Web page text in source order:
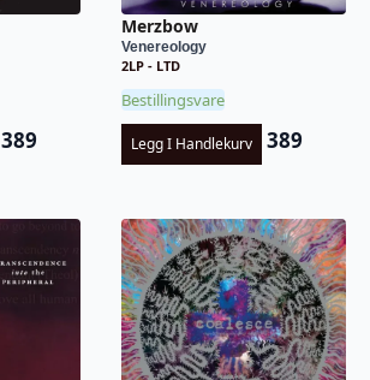
389
Merzbow
Venereology
2LP - LTD
Bestillingsvare
Legg I Handlekurv 389